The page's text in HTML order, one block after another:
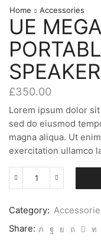
Home Accessories
UE
SPEAKER
£350.00
Lorem ipsum dolor
sed do eiusmod
magna aliqua. Ut
exercitation ullamco
UE
Wireless
quantity
Category:
Share: